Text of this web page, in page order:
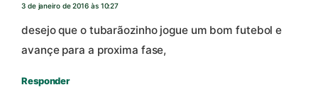
3 de janeiro de 2016 às 10:27
desejo que o tubarãozinho jogue um bom futebol e
avançe para a proxima fase,
Responder